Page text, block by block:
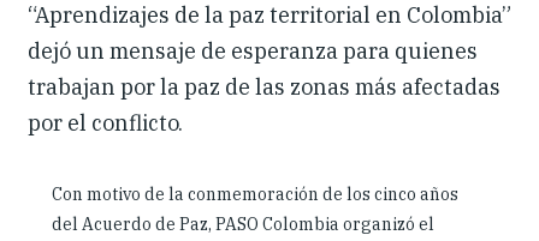
“Aprendizajes de la paz territorial en Colombia”
dejó un mensaje de esperanza para quienes
trabajan por la paz de las zonas más afectadas
por el conflicto.
Con motivo de la conmemoración de los cinco años
del Acuerdo de Paz, PASO Colombia organizó el